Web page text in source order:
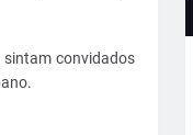
convidados